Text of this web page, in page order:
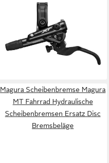
Scheibenbremse SHIMANO
Bremshebel DEORE XT BL-
M8100 Links - für
hydraulische Scheiben
lieferbar - in 6-8 Werktagen bei dir
Magura Scheibenbremse Magura
MT Fahrrad Hydraulische
Scheibenbremsen Ersatz Disc
Bremsbeläge